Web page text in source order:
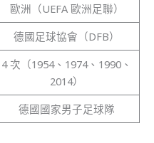
歐洲（UEFA 歐洲足聯）
德國足球協會（DFB）
4 次（1954、1974、1990、
2014）
德國國家男子足球隊